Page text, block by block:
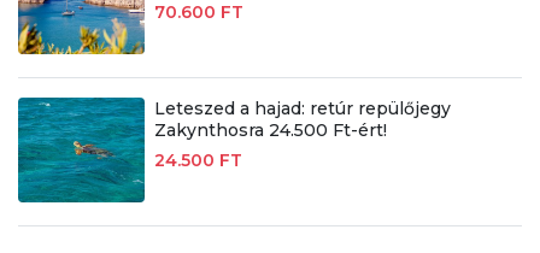
70.600 FT
Leteszed a hajad: retúr repülőjegy
Zakynthosra 24.500 Ft-ért!
24.500 FT